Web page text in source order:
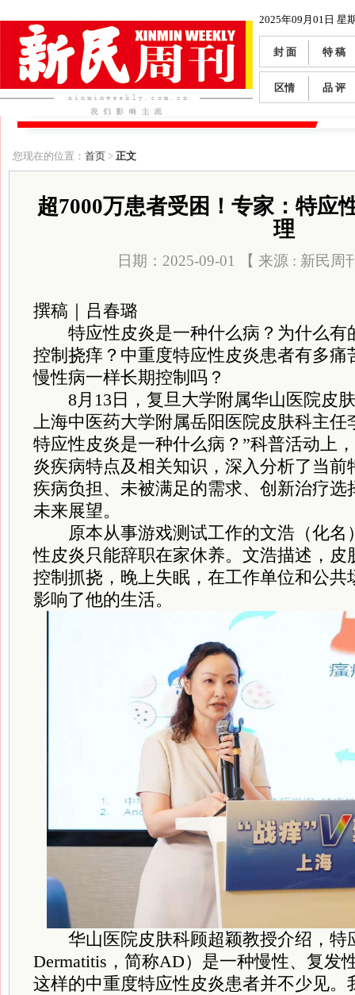
2025年09月01日 星
封 面 特 稿
区情 品 评
您现在的位置： 首页 > 正文
超7000万患者受困！专家：特应
理
日期：2025-09-01 【 来源 : 新民周
撰稿｜吕春璐
特应性皮炎是一种什么病？为什么有
控制挠痒？中重度特应性皮炎患者有多痛
慢性病一样长期控制吗？
8月13日，复旦大学附属华山医院皮
上海中医药大学附属岳阳医院皮肤科主
特应性皮炎是一种什么病？”科普活动上
炎疾病特点及相关知识，深入分析了当前
疾病负担、未被满足的需求、创新治疗选
未来展望。
原本从事游戏测试工作的文浩（化名
性皮炎只能辞职在家休养。文浩描述，皮
控制抓挠，晚上失眠，在工作单位和公共
影响了他的生活。
华山医院皮肤科顾超颖教授介绍，特
Dermatitis，简称AD）是一种慢性、复发
这样的中重度特应性皮炎患者并不少见。